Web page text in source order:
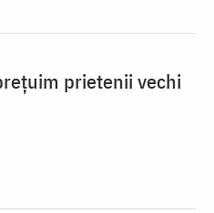
prietenii vechi